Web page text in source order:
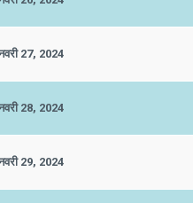
27, 2024
28, 2024
29, 2024